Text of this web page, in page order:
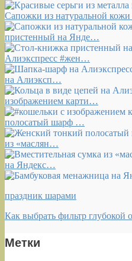
Сапожки из натуральной
пристенный на Янде…
Алиэкспресс #жен…
на Алиэксп…
изображением карти…
полосатый шарф …
из «маслян…
на Яндекс…
праздник шарами
Как выбрать фильтр глубокой
Метки